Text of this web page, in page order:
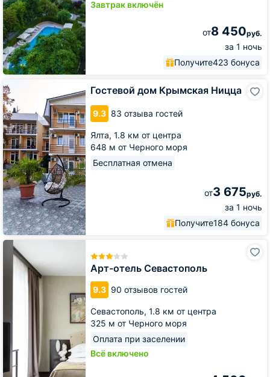
Завтрак включён
от8 450руб.
за 1 ночь
Получите423 бонуса
Гостевой дом Крымская Ницца
9.3 83 отзыва гостей
Ялта, 1.8 км от центра
648 м от Черного моря
Бесплатная отмена
от3 675руб.
за 1 ночь
Получите184 бонуса
Гостевой
дом
Крымская
Ницца
Арт-отель Севастополь
9.3 90 отзывов гостей
Севастополь, 1.8 км от центра
325 м от Черного моря
Оплата при заселении
Всё включено
Арт-
отель
Севастополь